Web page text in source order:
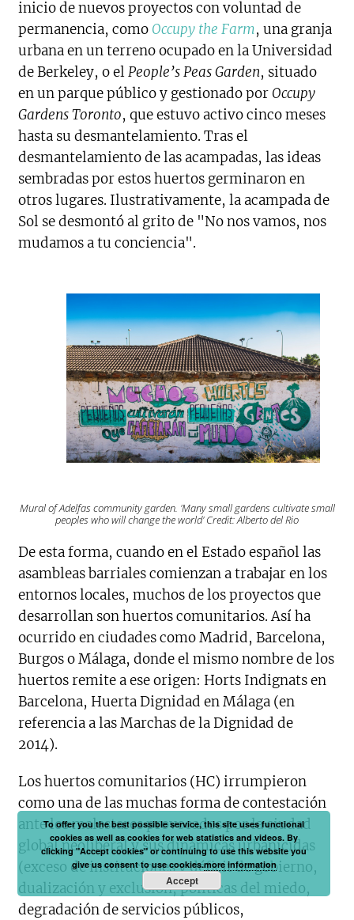
inicio de nuevos proyectos con voluntad de
permanencia, como Occupy the Farm, una granja
urbana en un terreno ocupado en la Universidad
de Berkeley, o elPeople’s Peas Garden, situado
en un parque público y gestionado por Occupy
Gardens Toronto, que estuvo activo cinco meses
hasta su desmantelamiento. Tras el
desmantelamiento de las acampadas, las ideas
sembradas por estos huertos germinaron en
otros lugares. Ilustrativamente, la acampada de
Sol se desmontó al grito de "No nos vamos, nos
mudamos a tu conciencia".
Mural of Adelfas community garden. 'Many small gardens cultivate small
peoples who will change the world' Credit: Alberto del Rio
De esta forma, cuando en el Estado español las
asambleas barriales comienzan a trabajar en los
entornos locales, muchos de los proyectos que
desarrollan son huertos comunitarios. Así ha
ocurrido en ciudades como Madrid, Barcelona,
Burgos o Málaga, donde el mismo nombre de los
huertos remite a ese origen: Horts Indignats en
Barcelona, Huerta Dignidad en Málaga (en
referencia a las Marchas de la Dignidad de
2014).
Los huertos comunitarios (HC) irrumpieron
como una de las muchas forma de contestación
ante los malestares provocados por la ciudad
global neoliberal y sus dinámicas urbanicidas
(exceso de instituciones y déficit de gobierno,
dualización y exclusión, políticas del miedo,
degradación de servicios públicos,
To offer you the best possible service, this site uses functional
cookies as well as cookies for web statistics and videos. By
clicking "Accept cookies" or continuing to use this website you
give us consent to use cookies.more information
Accept